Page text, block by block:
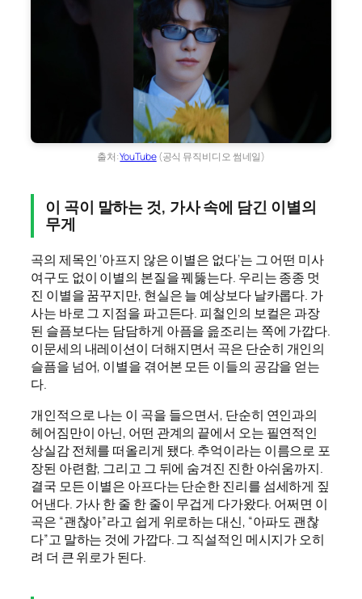
출처:YouTube(공식 뮤직비디오 썸네일)
이 곡이 말하는 것, 가사 속에 담긴 이별의
무게
곡의 제목인 ‘아프지 않은 이별은 없다’는 그 어떤 미사
여구도 없이 이별의 본질을 꿰뚫는다. 우리는 종종 멋
진 이별을 꿈꾸지만, 현실은 늘 예상보다 날카롭다. 가
사는 바로 그 지점을 파고든다. 피철인의 보컬은 과장
된 슬픔보다는 담담하게 아픔을 읊조리는 쪽에 가깝다.
이문세의 내레이션이 더해지면서 곡은 단순히 개인의
슬픔을 넘어, 이별을 겪어본 모든 이들의 공감을 얻는
다.
개인적으로 나는 이 곡을 들으면서, 단순히 연인과의
헤어짐만이 아닌, 어떤 관계의 끝에서 오는 필연적인
상실감 전체를 떠올리게 됐다. 추억이라는 이름으로 포
장된 아련함, 그리고 그 뒤에 숨겨진 진한 아쉬움까지.
결국 모든 이별은 아프다는 단순한 진리를 섬세하게 짚
어낸다. 가사 한 줄 한 줄이 무겁게 다가왔다. 어쩌면 이
곡은 “괜찮아”라고 쉽게 위로하는 대신, “아파도 괜찮
다”고 말하는 것에 가깝다. 그 직설적인 메시지가 오히
려 더 큰 위로가 된다.